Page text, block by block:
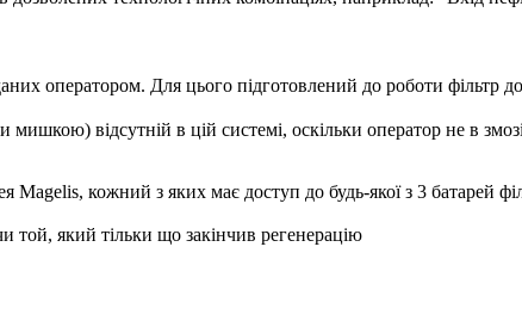
оператором. Для цього підготовлений до роботи
відсутній в цій системі, оскільки оператор не в
кожний з яких має доступ до будь-якої з 3 батарей
той, який тільки що закінчив регенерацію